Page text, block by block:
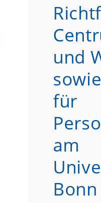
und
für
am
Bonn